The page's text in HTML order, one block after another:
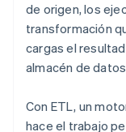
de origen, los
transformación
cargas el
almacén de
Con ETL, un
hace el trabajo